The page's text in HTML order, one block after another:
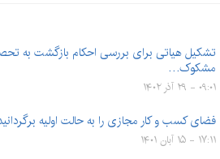
تشکیل هیاتی برای بررسی احکام بازگشت به
مشکوک…
۰۹:۰۱ - ۲۹ آذر ۱۴۰۲
فضای کسب و کار مجازی را به حالت اولیه
۱۷:۱۱ - ۱۵ آبان ۱۴۰۱